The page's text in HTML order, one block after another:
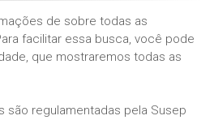
de sobre todas as
facilitar essa busca, você pode
que mostraremos todas as
são regulamentadas pela Susep